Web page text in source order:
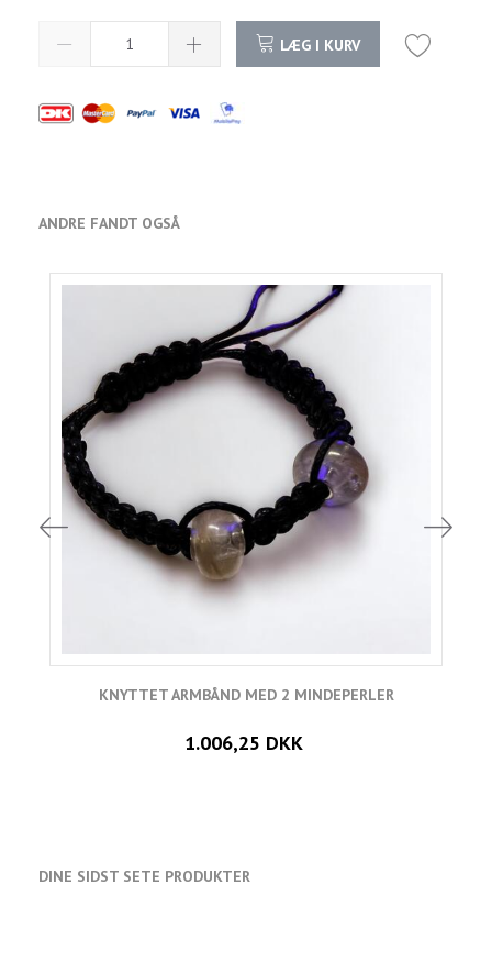
LÆG I KURV
ANDRE FANDT OGSÅ
KNYTTET ARMBÅND MED 2 MINDEPERLER
1.006,25 DKK
DINE SIDST SETE PRODUKTER